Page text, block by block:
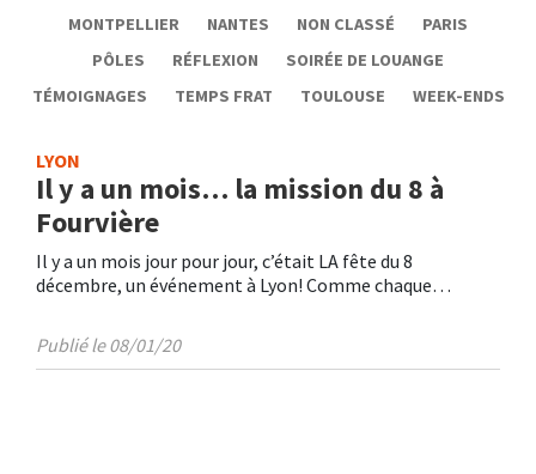
MONTPELLIER
NANTES NON CLASSÉ
PARIS
PÔLES
RÉFLEXION
SOIRÉE DE LOUANGE
TÉMOIGNAGES
TEMPS FRAT TOULOUSE WEEK-ENDS
LYON
Il y a un mois… la mission du 8 à
Fourvière
Il y a un mois jour pour jour, c’était LA fête du 8
décembre, un événement à Lyon! Comme chaque…
Publié le 08/01/20